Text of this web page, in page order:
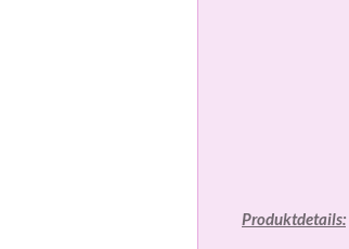
Produktdetails: